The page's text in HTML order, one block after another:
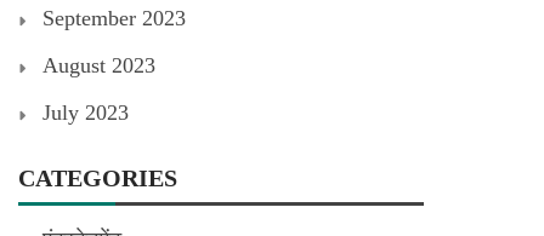
September 2023
August 2023
July 2023
CATEGORIES